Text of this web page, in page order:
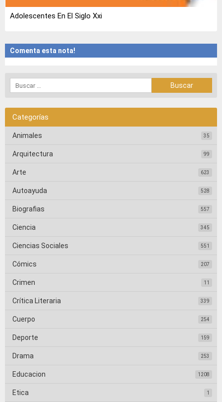
Adolescentes En El Siglo Xxi
Comenta esta nota!
Categorías
Animales 35
Arquitectura 99
Arte 623
Autoayuda 528
Biografias 557
Ciencia 345
Ciencias Sociales 551
Cómics 207
Crimen 11
Crítica Literaria 339
Cuerpo 254
Deporte 159
Drama 253
Educacion 1208
Etica 1